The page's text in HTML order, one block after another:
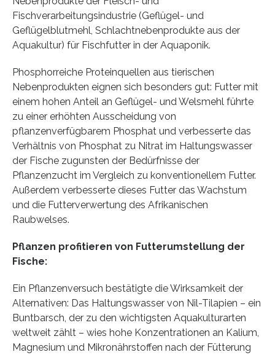
Fischverarbeitungsindustrie (Geflügel- und
Geflügelblutmehl, Schlachtnebenprodukte aus der
Aquakultur) für Fischfutter in der Aquaponik.
Phosphorreiche Proteinquellen aus tierischen
Nebenprodukten eignen sich besonders gut: Futter mit
einem hohen Anteil an Geflügel- und Welsmehl führte
zu einer erhöhten Ausscheidung von
pflanzenverfügbarem Phosphat und verbesserte das
Verhältnis von Phosphat zu Nitrat im Haltungswasser
der Fische zugunsten der Bedürfnisse der
Pflanzenzucht im Vergleich zu konventionellem Futter.
Außerdem verbesserte dieses Futter das Wachstum
und die Futterverwertung des Afrikanischen
Raubwelses.
Pflanzen profitieren von Futterumstellung der
Fische:
Ein Pflanzenversuch bestätigte die Wirksamkeit der
Alternativen: Das Haltungswasser von Nil-Tilapien – ein
Buntbarsch, der zu den wichtigsten Aquakulturarten
weltweit zählt – wies hohe Konzentrationen an Kalium,
Magnesium und Mikronährstoffen nach der Fütterung